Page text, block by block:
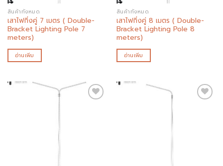
สินค้าทั้งหมด
เสาไฟกิ่งคู่ 7 เมตร ( Double-
Bracket Lighting Pole 7
meters)
อ่านเพิ่ม
สินค้าทั้งหมด
เสาไฟกิ่งคู่ 8 เมตร ( Double-
Bracket Lighting Pole 8
meters)
อ่านเพิ่ม